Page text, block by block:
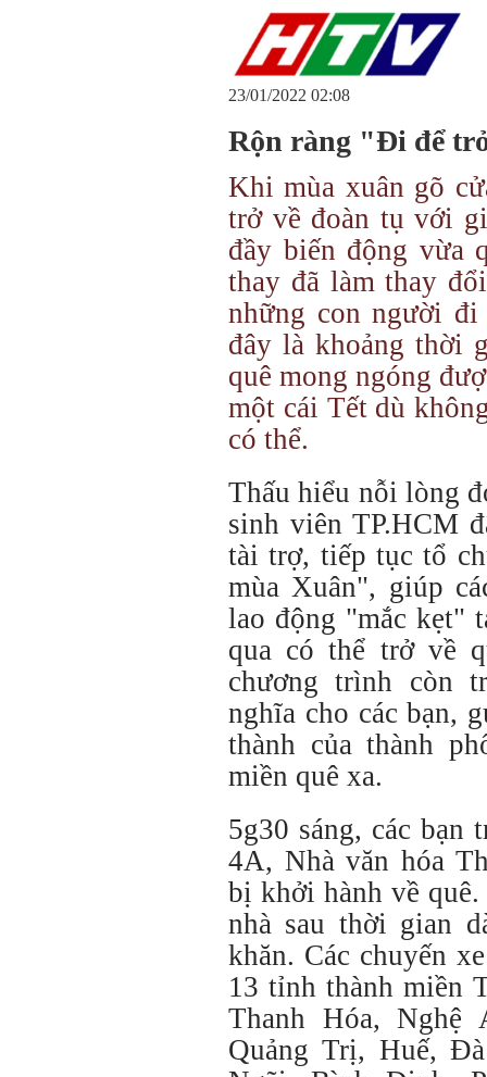
23/01/2022 02:08
Rộn ràng "Đi để
Khi mùa xuân gõ
trở về đoàn tụ với
đầy biến động vừa
thay đã làm thay
những con người
đây là khoảng thời
quê mong ngóng
một cái Tết dù
có thể.
Thấu hiểu nỗi lòng
sinh viên TP.HCM
tài trợ, tiếp tục tổ
mùa Xuân", giúp
lao động "mắc kẹt"
qua có thể trở về
chương trình còn
nghĩa cho các bạn,
thành của thành
miền quê xa.
5g30 sáng, các bạn
4A, Nhà văn hóa
bị khởi hành về
nhà sau thời gian
khăn. Các chuyến
13 tỉnh thành miền
Thanh Hóa, Nghệ
Quảng Trị, Huế,